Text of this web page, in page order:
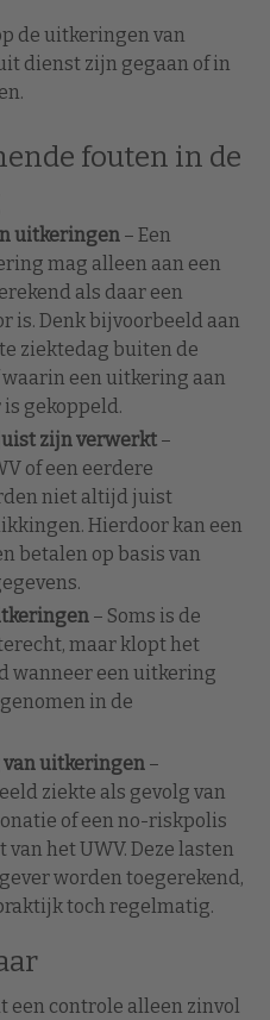
de uitkeringen van
dienst zijn gegaan of in
fouten in de
uitkeringen – Een
mag alleen aan een
als daar een
is. Denk bijvoorbeeld aan
ziektedag buiten de
een uitkering aan
gekoppeld.
zijn verwerkt –
of een eerdere
niet altijd juist
Hierdoor kan een
betalen op basis van
– Soms is de
maar klopt het
wanneer een uitkering
in de
uitkeringen –
ziekte als gevolg van
of een no-riskpolis
het UWV. Deze lasten
worden toegerekend,
toch regelmatig.
een controle alleen zinvol